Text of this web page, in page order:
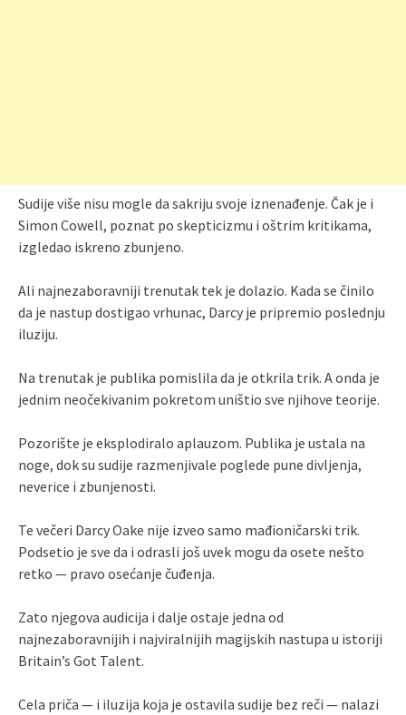
Sudije više nisu mogle da sakriju svoje iznenađenje. Čak je i
Simon Cowell, poznat po skepticizmu i oštrim kritikama,
izgledao iskreno zbunjeno.
Ali najnezaboravniji trenutak tek je dolazio. Kada se činilo
da je nastup dostigao vrhunac, Darcy je pripremio poslednju
iluziju.
Na trenutak je publika pomislila da je otkrila trik. A onda je
jednim neočekivanim pokretom uništio sve njihove teorije.
Pozorište je eksplodiralo aplauzom. Publika je ustala na
noge, dok su sudije razmenjivale poglede pune divljenja,
neverice i zbunjenosti.
Te večeri Darcy Oake nije izveo samo mađioničarski trik.
Podsetio je sve da i odrasli još uvek mogu da osete nešto
retko — pravo osećanje čuđenja.
Zato njegova audicija i dalje ostaje jedna od
najnezaboravnijih i najviralnijih magijskih nastupa u istoriji
Britain’s Got Talent.
Cela priča — i iluzija koja je ostavila sudije bez reči — nalazi